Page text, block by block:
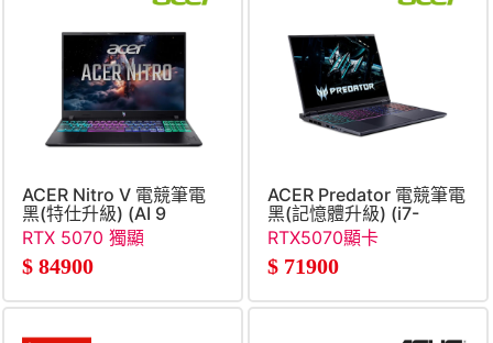
ACER Nitro V 電競筆電
黑(特仕升級) (AI 9
465&#47;16G+32G&#47;512G+2TB
SSD&#47;RTX5070)
RTX 5070 獨顯
$ 84900
ACER Predator 電競筆電
黑(記憶體升級) (i7-
RTX5070顯卡
$ 71900